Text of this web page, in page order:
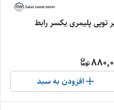
توپی پلیمری یکسر رابط
افزودن به سبد